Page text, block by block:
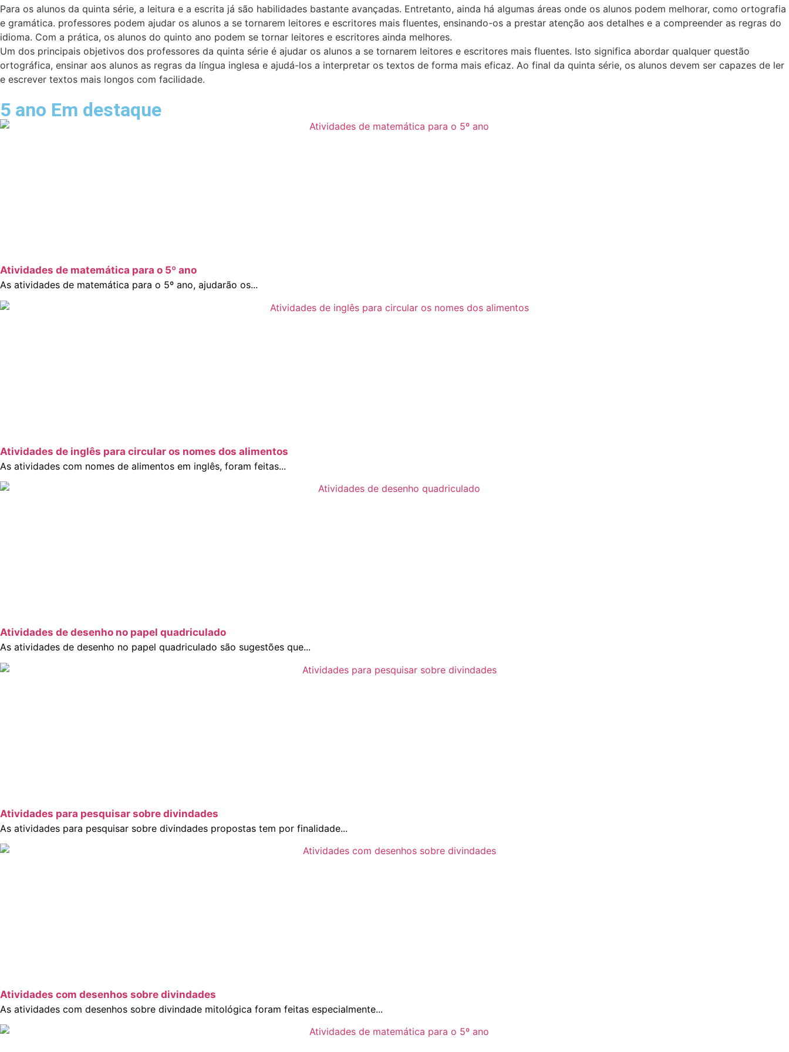
Para os alunos da quinta série, a leitura e a escrita já são habilidades bastante avançadas. Entretanto, ainda há algumas áreas onde os alunos podem melhorar, como ortografia
e gramática. professores podem ajudar os alunos a se tornarem leitores e escritores mais fluentes, ensinando-os a prestar atenção aos detalhes e a compreender as regras do
idioma. Com a prática, os alunos do quinto ano podem se tornar leitores e escritores ainda melhores.
Um dos principais objetivos dos professores da quinta série é ajudar os alunos a se tornarem leitores e escritores mais fluentes. Isto significa abordar qualquer questão
ortográfica, ensinar aos alunos as regras da língua inglesa e ajudá-los a interpretar os textos de forma mais eficaz. Ao final da quinta série, os alunos devem ser capazes de ler
e escrever textos mais longos com facilidade.
5 ano Em destaque
Atividades de matemática para o 5º ano
As atividades de matemática para o 5º ano, ajudarão os...
Atividades de inglês para circular os nomes dos alimentos
As atividades com nomes de alimentos em inglês, foram feitas...
Atividades de desenho no papel quadriculado
As atividades de desenho no papel quadriculado são sugestões que...
Atividades para pesquisar sobre divindades
As atividades para pesquisar sobre divindades propostas tem por finalidade...
Atividades com desenhos sobre divindades
As atividades com desenhos sobre divindade mitológica foram feitas especialmente...